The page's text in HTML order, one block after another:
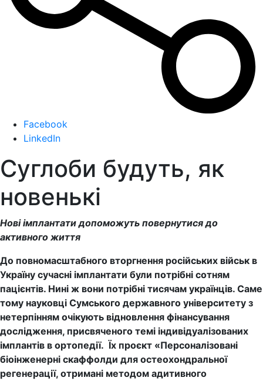
Facebook
LinkedIn
Суглоби будуть, як
новенькі
Нові імплантати допоможуть повернутися до
активного життя
До повномасштабного вторгнення російських військ в
Україну сучасні імплантати були потрібні сотням
пацієнтів. Нині ж вони потрібні тисячам українців. Саме
тому науковці Сумського державного університету з
нетерпінням очікують відновлення фінансування
дослідження, присвяченого темі індивідуалізованих
імплантів в ортопедії. Їх проєкт «Персоналізовані
біоінженерні скаффолди для остеохондральної
регенерації, отримані методом адитивного